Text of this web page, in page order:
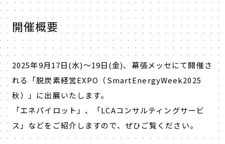
開催概要
2025年9月17日(水)～19日(金)、 幕張メッセにて開催さ
れる「脱炭素経営EXPO（SmartEnergyWeek2025
秋）」に出展いたします。
「エネパイロット」、「LCAコンサルティングサービ
ス」などをご紹介しますので、ぜひご覧ください。